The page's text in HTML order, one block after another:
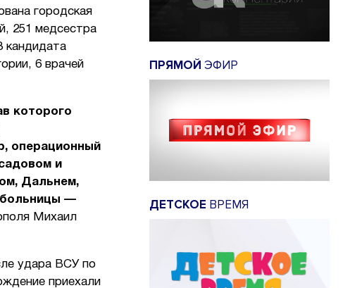
городская
251 медсестра
кандидата
6 врачей
которого
операционный
и
Дальнем,
больницы —
Михаил
удара ВСУ по
приехали
ПРЯМОЙ ЭФИР
ДЕТСКОЕ ВРЕМЯ